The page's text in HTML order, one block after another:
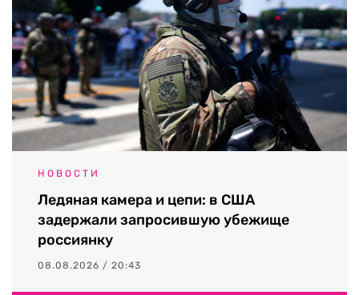
НОВОСТИ
Ледяная камера и цепи: в США
задержали запросившую убежище
россиянку
08.08.2026 / 20:43